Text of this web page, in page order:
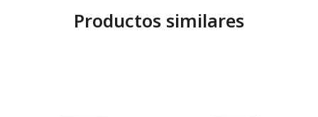
Productos similares